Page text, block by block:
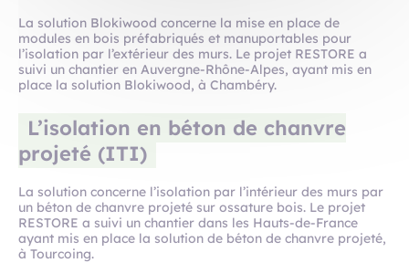
La solution Blokiwood concerne la mise en place de
modules en bois préfabriqués et manuportables pour
l’isolation par l’extérieur des murs. Le projet RESTORE a
suivi un chantier en Auvergne-Rhône-Alpes, ayant mis en
place la solution Blokiwood, à Chambéry.
L’isolation en béton de chanvre
projeté (ITI)
La solution concerne l’isolation par l’intérieur des murs par
un béton de chanvre projeté sur ossature bois. Le projet
RESTORE a suivi un chantier dans les Hauts-de-France
ayant mis en place la solution de béton de chanvre projeté,
à Tourcoing.